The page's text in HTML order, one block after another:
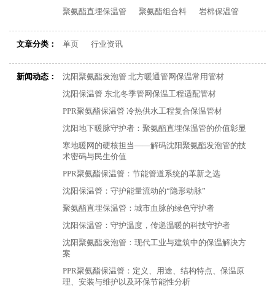
聚氨酯直埋保温管
聚氨酯组合料 岩棉保温管
文章分类： 单页 行业资讯
新闻动态：
沈阳聚氨酯发泡管 北方暖通管网保温常用管材
沈阳保温管 东北冬季管网保温工程适配管材
PPR聚氨酯保温管 冷热供水工程复合保温管材
沈阳地下暖脉守护者：聚氨酯直埋保温管的价值彰显
寒地暖网的硬核担当——解码沈阳聚氨酯发泡管的技
术密码与民生价值
PPR聚氨酯保温管：节能管道系统的革新之选
沈阳保温管：守护能量流动的“隐形动脉”
聚氨酯直埋保温管：城市血脉的绿色守护者
沈阳保温管：守护温度，传递温暖的科技守护者
沈阳聚氨酯发泡管：现代工业与建筑中的保温解决方
案
PPR聚氨酯保温管：定义、用途、结构特点、保温原
理、安装与维护以及环保节能性分析